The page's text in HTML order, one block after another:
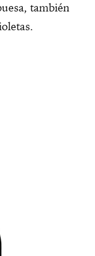
también